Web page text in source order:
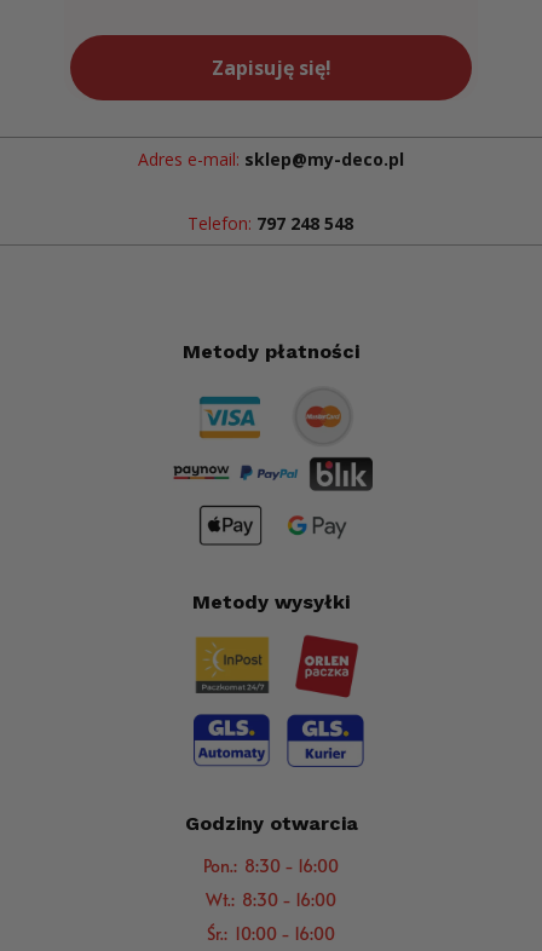
Zapisuję się!
Adres e-mail: sklep@my-deco.pl
Telefon: 797 248 548
Metody płatności
Metody wysyłki
Godziny otwarcia
Pon.: 8:30 - 16:00
Wt.: 8:30 - 16:00
Śr.: 10:00 - 16:00